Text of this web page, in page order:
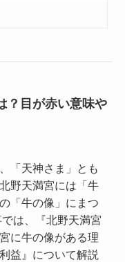
？目が赤い意味や
「天神さま」とも
野天満宮には「牛
「牛の像」にまつ
は、『北野天満宮
に牛の像がある理
益』について解説